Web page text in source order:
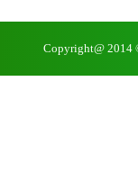
Copyright@